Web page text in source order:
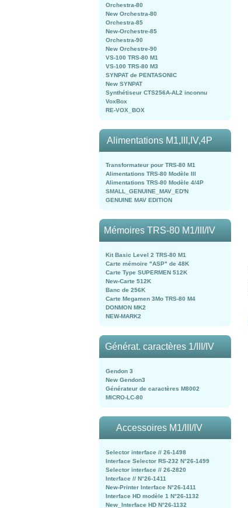
Orchestra-80
New Orchestra-80
Orchestra-85
New-Orchestre-85
Orchestra-90
New Orchestre-90
VS-100 TRS-80 M1
VS-100 TRS-80 M3
SYNPAT de PENTASONIC
New SYNPAT
Synthétiseur CTS256A-AL2 inconnu
VoxBox
RE-VOX_BOX
Alimentations M1,III,IV,4P
Transformateur pour TRS-80 M1
Alimentations TRS-80 Modèle III
Alimentations TRS-80 Modèle 4/4P
SMALL_GENUINE_MAV_ED'N
GENUINE MAV EDITION
Mémoires TRS-80 M1/III/IV
Kit Basic Level 2 TRS-80 M1
Carte mémoire "ASP" de 48K
Carte Type SUPERMEN 512K
New-Carte 512K
Banc de 256K
Carte Megamen 3Mo TRS-80 M4
DONMON MK2
NEW-MARK2
Générat. caractères 1/III/IV
Gendon 3
New Gendon3
Générateur de caractères M8002
MICRO-LC-80
Accessoires M1/III/IV
Selector interface // 26-1498
Interface Selector RS-232 N°26-1499
Selector interface // 26-2820
Interface // N°26-1411
New-Printer Interface N°26-1411
Interface HD modèle 1 N°26-1132
New_Interface HD N°26-1132